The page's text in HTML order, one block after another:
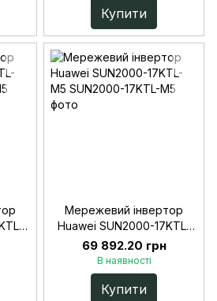
Купити
Мережевий інвертор
Huawei SUN2000-17KTL-
M5
69 892.20 грн
В наявності
Купити